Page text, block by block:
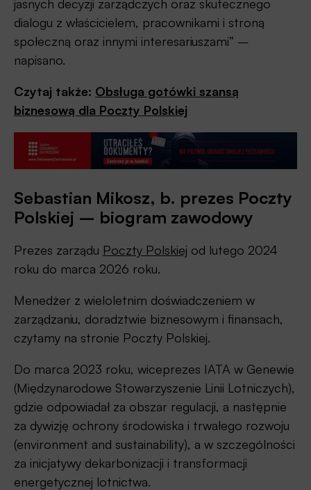
jasnych decyzji zarządczych oraz skutecznego
dialogu z właścicielem, pracownikami i stroną
społeczną oraz innymi interesariuszami” –
napisano.
Czytaj także: Obsługa gotówki szansą
biznesową dla Poczty Polskiej
Sebastian Mikosz, b. prezes Poczty
Polskiej – biogram zawodowy
Prezes zarządu Poczty Polskiej od lutego 2024
roku do marca 2026 roku.
Menedżer z wieloletnim doświadczeniem w
zarządzaniu, doradztwie biznesowym i finansach,
czytamy na stronie Poczty Polskiej.
Do marca 2023 roku, wiceprezes IATA w Genewie
(Międzynarodowe Stowarzyszenie Linii Lotniczych),
gdzie odpowiadał za obszar regulacji, a następnie
za dywizję ochrony środowiska i trwałego rozwoju
(environment and sustainability), a w szczególności
za inicjatywy dekarbonizacji i transformacji
energetycznej lotnictwa.